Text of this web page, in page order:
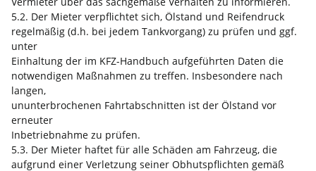
5.2. Der Mieter verpflichtet sich, Ölstand und Reifendruck
regelmäßig (d.h. bei jedem Tankvorgang) zu prüfen und ggf.
unter
Einhaltung der im KFZ-Handbuch aufgeführten Daten die
notwendigen Maßnahmen zu treffen. Insbesondere nach
langen,
ununterbrochenen Fahrtabschnitten ist der Ölstand vor
erneuter
Inbetriebnahme zu prüfen.
5.3. Der Mieter haftet für alle Schäden am Fahrzeug, die
aufgrund einer Verletzung seiner Obhutspflichten gemäß